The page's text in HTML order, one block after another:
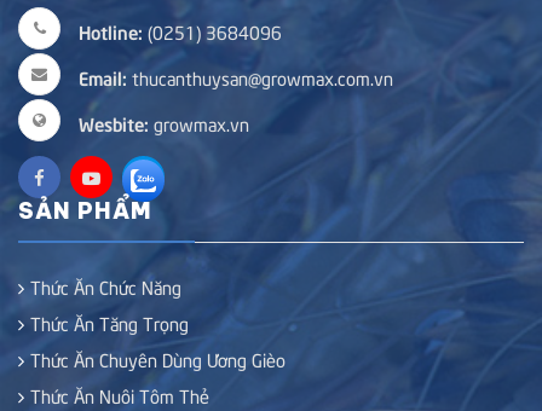
Hotline: (0251) 3684096
Email: thucanthuysan@growmax.com.vn
Wesbite: growmax.vn
SẢN PHẨM
Thức Ăn Chức Năng
Thức Ăn Tăng Trọng
Thức Ăn Chuyên Dùng Ương Gièo
Thức Ăn Nuôi Tôm Thẻ